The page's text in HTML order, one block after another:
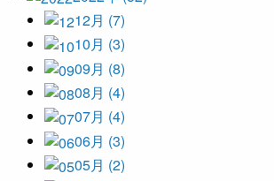
12月 (7)
10月 (3)
09月 (8)
08月 (4)
07月 (4)
06月 (3)
05月 (2)